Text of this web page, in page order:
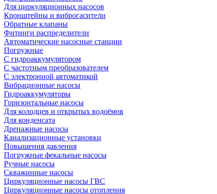
Для циркуляционных насосов
Кронштейны и виброгасители
Обратные клапаны
Фитинги распределители
Автоматические насосные станции
Погружные
С гидроаккумулятором
С частотным преобразователем
С электронной автоматикой
Вибрационные насосы
Гидроаккумуляторы
Горизонтальные насосы
Для колодцев и открытых водоёмов
Для конденсата
Дренажные насосы
Канализационные установки
Повышения давления
Погружные фекальные насосы
Ручные насосы
Скважинные насосы
Циркуляционные насосы ГВС
Циркуляционные насосы отопления